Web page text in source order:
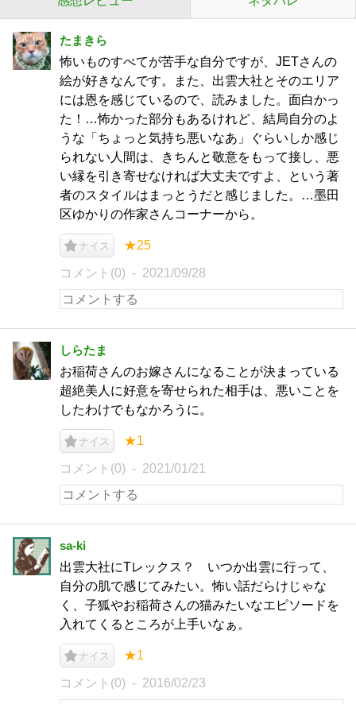
たまきら
怖いものすべてが苦手な自分ですが、JETさんの
絵が好きなんです。また、出雲大社とそのエリア
には恩を感じているので、読みました。面白かっ
た！…怖かった部分もあるけれど、結局自分のよ
うな「ちょっと気持ち悪いなあ」ぐらいしか感じ
られない人間は、きちんと敬意をもって接し、悪
い縁を引き寄せなければ大丈夫ですよ、という著
者のスタイルはまっとうだと感じました。…墨田
区ゆかりの作家さんコーナーから。
ナイス ★25
コメント(0) 2021/09/28
しらたま
お稲荷さんのお嫁さんになることが決まっている
超絶美人に好意を寄せられた相手は、悪いことを
したわけでもなかろうに。
ナイス ★1
コメント(0) 2021/01/21
sa-ki
出雲大社にTレックス？ いつか出雲に行って、
自分の肌で感じてみたい。怖い話だらけじゃな
く、子狐やお稲荷さんの猫みたいなエピソードを
入れてくるところが上手いなぁ。
ナイス ★1
コメント(0) 2016/02/23